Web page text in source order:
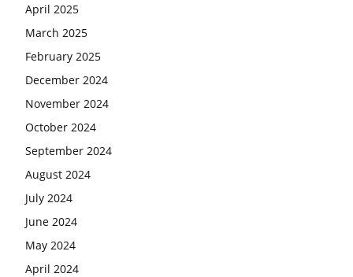
April 2025
March 2025
February 2025
December 2024
November 2024
October 2024
September 2024
August 2024
July 2024
June 2024
May 2024
April 2024